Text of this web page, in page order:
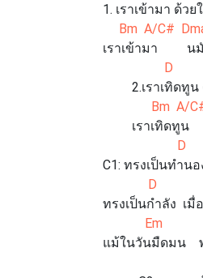
1. เราเข้ามา ด้ว
Bm A/C#
เราเข้ามา
D
2.เราเทิดทูน
Bm A/C#
เราเทิดทู
D
C1: ทรงเป็นทำน
D
ทรงเป็นกำลัง เ
Em G
แม้ในวันมืดมน พ
D